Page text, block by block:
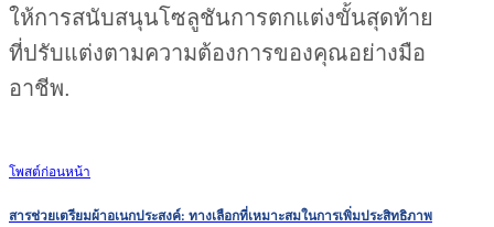
ให้การสนับสนุนโซลูชันการตกแต่งขั้นสุดท้าย
ที่ปรับแต่งตามความต้องการของคุณอย่างมือ
อาชีพ.
โพสต์ก่อนหน้า
สารช่วยเตรียมผ้าอเนกประสงค์: ทางเลือกที่เหมาะสมในการเพิ่มประสิทธิภาพ